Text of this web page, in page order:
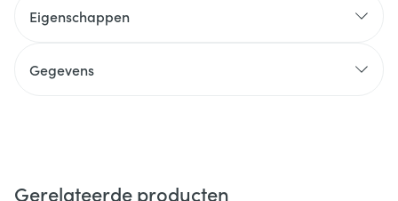
Eigenschappen
Gegevens
Gerelateerde producten